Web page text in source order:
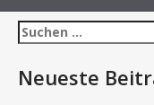
Suchen
nach:
Neueste